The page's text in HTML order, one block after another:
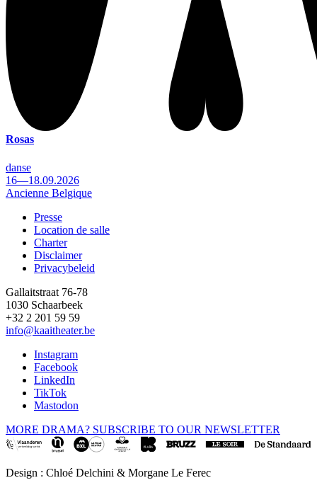
Rosas
danse
16—18.09.2026
Ancienne Belgique
Footer
Presse
Location de salle
Charter
Disclaimer
Privacybeleid
Gallaitstraat 76-78
1030 Schaarbeek
+32 2 201 59 59
info@kaaitheater.be
Instagram
Facebook
LinkedIn
TikTok
Mastodon
MORE DRAMA? SUBSCRIBE TO OUR NEWSLETTER
Design : Chloé Delchini & Morgane Le Ferec